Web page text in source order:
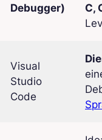
Debugger)
C,
Visual
Studio
Code